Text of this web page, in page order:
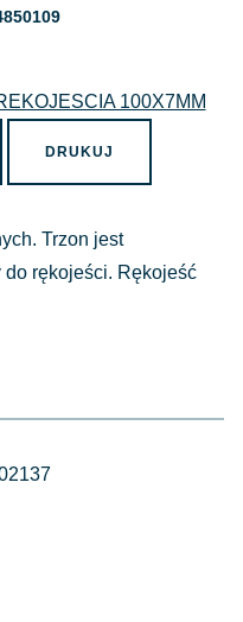
DRUKUJ
Trzon jest
rękojeści. Rękojeść